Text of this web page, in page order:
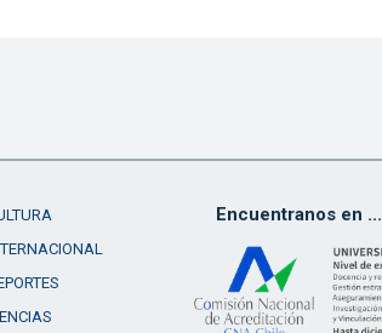
Encuentranos en ...